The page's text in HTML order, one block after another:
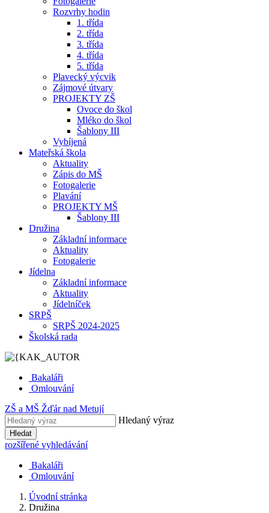
Rozvrhy hodin
1. třída
2. třída
3. třída
4. třída
5. třída
Plavecký výcvik
Zájmové útvary
PROJEKTY ZŠ
Ovoce do škol
Mléko do škol
Šablony III
Vybíjená
Mateřská škola
Aktuality
Zápis do MŠ
Fotogalerie
Plavání
PROJEKTY MŠ
Šablony III
Družina
Základní informace
Aktuality
Fotogalerie
Jídelna
Základní informace
Aktuality
Jídelníček
SRPŠ
SRPŠ 2024-2025
Školská rada
Bakaláři
Omlouvání
ZŠ a MŠ Žďár nad Metují
Hledaný výraz
Hledat
rozšířené vyhledávání
Bakaláři
Omlouvání
Úvodní stránka
Družina